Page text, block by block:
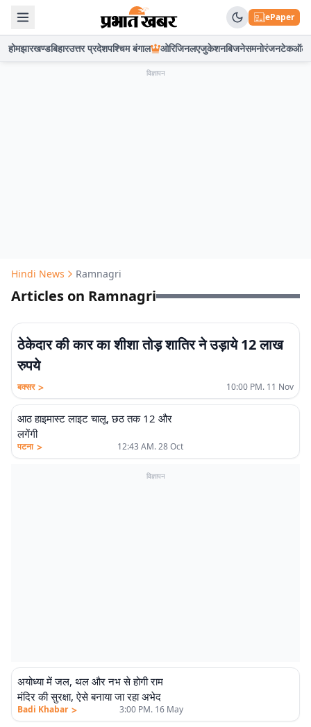
ePaper
होमझारखण्डबिहारउत्तर प्रदेशपश्चिम बंगाल ओरिजिनलएजुकेशनबिजनेसमनोरंजनटेकऑटो
विज्ञापन
Hindi News Ramnagri
Articles on Ramnagri
ठेकेदार की कार का शीशा तोड़ शातिर ने उड़ाये 12 लाख
रुपये
बक्सर > 10:00 PM. 11 Nov
आठ हाइमास्ट लाइट चालू, छठ तक 12 और
लगेंगी
पटना > 12:43 AM. 28 Oct
विज्ञापन
अयोध्या में जल, थल और नभ से होगी राम
मंदिर की सुरक्षा, ऐसे बनाया जा रहा अभेद
Badi Khabar > 3:00 PM. 16 May